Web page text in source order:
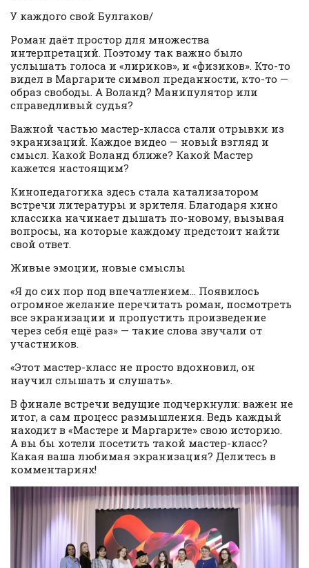
У каждого свой Булгаков/
Роман даёт простор для множества
интерпретаций. Поэтому так важно было
услышать голоса и «лириков», и «физиков». Кто-то
видел в Маргарите символ преданности, кто-то —
образ свободы. А Воланд? Манипулятор или
справедливый судья?
Важной частью мастер-класса стали отрывки из
экранизаций. Каждое видео — новый взгляд и
смысл. Какой Воланд ближе? Какой Мастер
кажется настоящим?
Кинопедагогика здесь стала катализатором
встречи литературы и зрителя. Благодаря кино
классика начинает дышать по-новому, вызывая
вопросы, на которые каждому предстоит найти
свой ответ.
Живые эмоции, новые смыслы
«Я до сих пор под впечатлением… Появилось
огромное желание перечитать роман, посмотреть
все экранизации и пропустить произведение
через себя ещё раз» — такие слова звучали от
участников.
«Этот мастер-класс не просто вдохновил, он
научил слышать и слушать».
В финале встречи ведущие подчеркнули: важен не
итог, а сам процесс размышления. Ведь каждый
находит в «Мастере и Маргарите» свою историю.
А вы бы хотели посетить такой мастер-класс?
Какая ваша любимая экранизация? Делитесь в
комментариях!